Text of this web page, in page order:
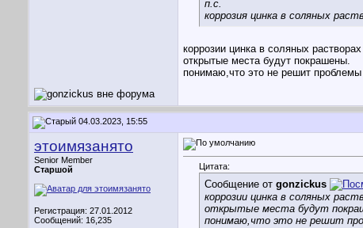
п.с.
коррозия цинка в соляных
коррозии цинка в соляных
открытые места будут покрашены.
понимаю,что это не решит проблемы
04.03.2023, 15:55
этоимязанято
Senior Member
Старшой
Регистрация: 27.01.2012
Сообщений: 16,235
Цитата:
Сообщение от gonzickus
коррозии цинка в соляных
открытые места будут
понимаю,что это не решит